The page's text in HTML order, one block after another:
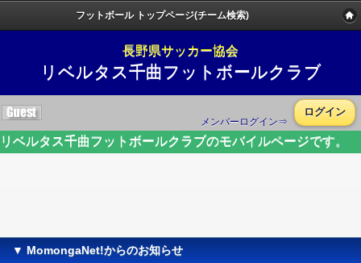
フットボール トップページ(チーム検索)
長野県サッカー協会
リベルタス千曲フットボールクラブ
メンバーログイン⇒
ログイン
リベルタス千曲フットボールクラブのモバイルページです。
▼ MomongaNet!からのお知らせ